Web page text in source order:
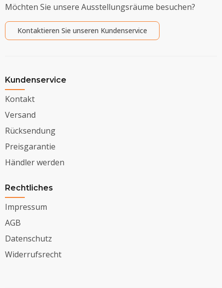
Möchten Sie unsere Ausstellungsräume besuchen?
Kontaktieren Sie unseren Kundenservice
Kundenservice
Kontakt
Versand
Rücksendung
Preisgarantie
Händler werden
Rechtliches
Impressum
AGB
Datenschutz
Widerrufsrecht